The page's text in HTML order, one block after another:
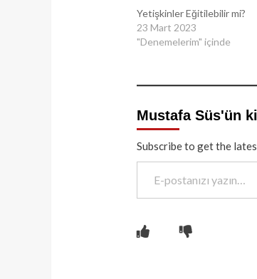
Yetişkinler Eğitilebilir mi?
23 Mart 2023
"Denemelerim" içinde
Mustafa Süs'ün
Subscribe to get the
E-postanızı yazın…